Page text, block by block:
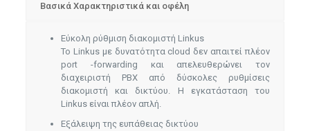
Βασικά Χαρακτηριστικά και οφέλη
Εύκολη ρύθμιση διακομιστή Linkus
Το Linkus με δυνατότητα cloud δεν απαιτεί πλέον
port -forwarding και απελευθερώνει τον
διαχειριστή PBX από δύσκολες ρυθμίσεις
διακομιστή και δικτύου. Η εγκατάσταση του
Linkus είναι πλέον απλή.
Εξάλειψη της ευπάθειας δικτύου